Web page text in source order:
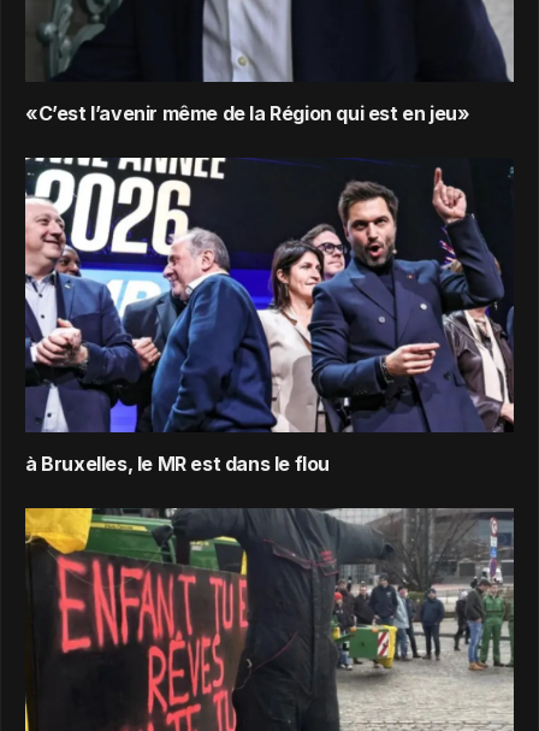
«C’est l’avenir même de la Région qui est en jeu»
à Bruxelles, le MR est dans le flou